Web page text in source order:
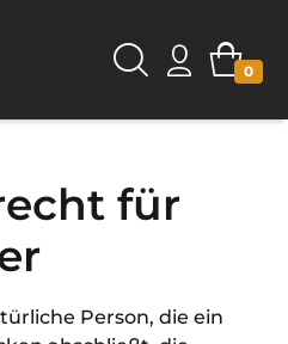
0
für
Person, die ein